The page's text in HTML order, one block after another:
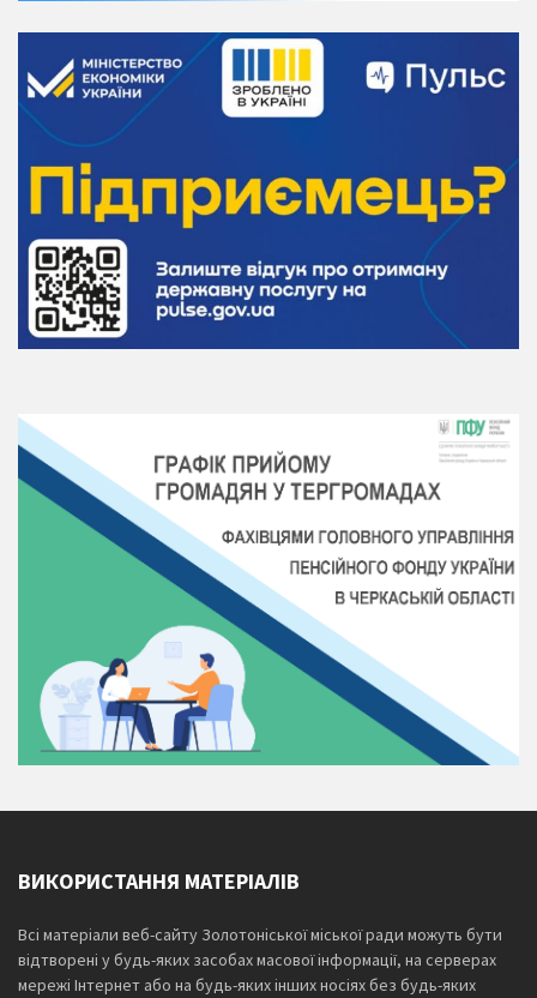
ВИКОРИСТАННЯ МАТЕРІАЛІВ
Всі матеріали веб-сайту Золотоніської міської ради можуть бути
відтворені у будь-яких засобах масової інформації, на серверах
мережі Інтернет або на будь-яких інших носіях без будь-яких